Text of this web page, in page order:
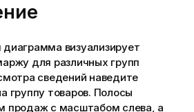
визуализирует
для различных групп
сведений наведите
группу товаров. Полосы
продаж с масштабом слева, а